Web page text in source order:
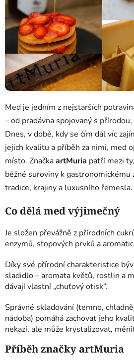
Med je jedním z nejstarších
– od pradávna spojovaný s
Dnes, v době, kdy se čím dál víc
jejich kvalitu a příběh za nimi, med
místo. ZnačkaartMuria patří mezi
běžné suroviny k gastronomickému
tradice, krajiny a luxusního řemesla.
Co dělá med výjimečný
Je složen převážně z přírodních
enzymů, stopových prvků a
Díky své přírodní charakteristice
sladidlo – aromata květů, rostlin a
dávají vlastní „chuťový otisk“.
Správné skladování (temno,
nádoba) pomáhá zachovat jeho
nekazí, ale může krystalizovat,
Příběh značky artMuria